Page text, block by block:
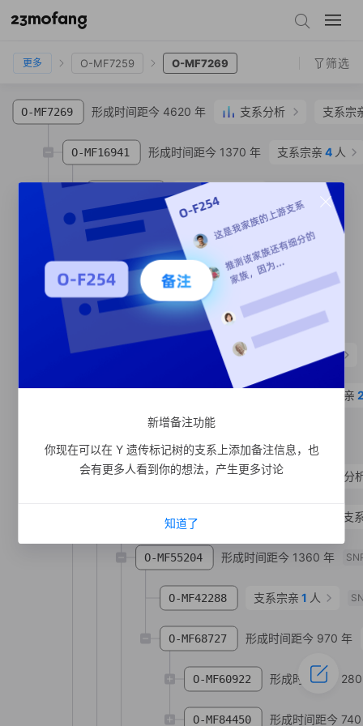
O-F18913
更多 O-MF7259 O-MF7269 筛选
O-MF7269 形成时间距今 4620 年 支系分析 支系宗
O-MF16941 形成时间距今 1370 年 支系宗亲 4 人
O-MF7279 形成时间距今 3660 年 支系分析
支系宗亲
O-MF89716 形成时间距今 990 年 SNP
支系宗亲
O-BY46896 形成时间距今 2990 年 支系分
O-MF91018 支系宗亲1人 SNP
O-MF92772 支系宗亲1人 SNP
O-MF17548 形成时间距今 1720 年 支
O-MF55204 形成时间距今 1360 年
O-MF42288 支系宗亲 1 人
O-MF68727 形成时间距今 970 年
O-MF60922 形成时间距今
O-MF84450 形成时间距今
新增备注功能
你现在可以在 Y 遗传标记树的支系上添加备注信息，也
会有更多人看到你的想法，产生更多讨论
知道了